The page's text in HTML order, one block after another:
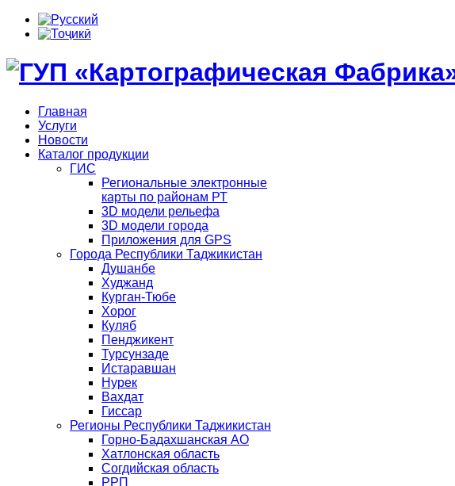
Главная
Услуги
Новости
Каталог продукции
ГИС
Региональные электронные
карты по районам РТ
3D модели рельефа
3D модели города
Приложения для GPS
Города Республики Таджикистан
Душанбе
Худжанд
Курган-Тюбе
Хорог
Куляб
Пенджикент
Турсунзаде
Истаравшан
Нурек
Вахдат
Гиссар
Регионы Республики Таджикистан
Горно-Бадахшанская АО
Хатлонская область
Согдийская область
РРП